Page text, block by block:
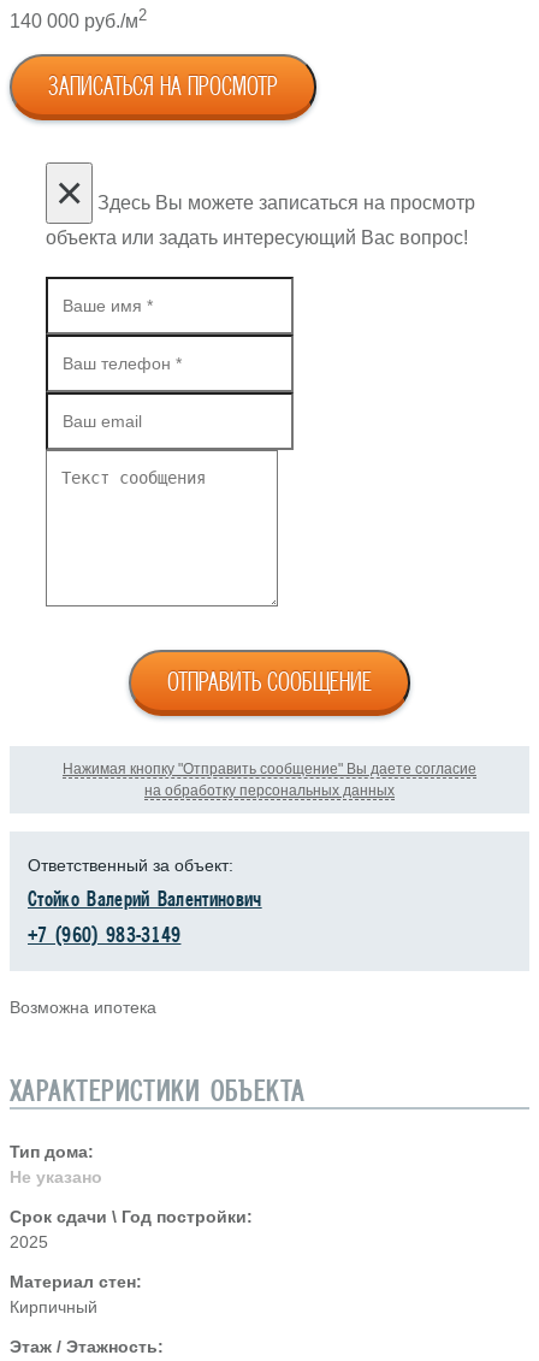
140 000 руб./м2
ЗАПИСАТЬСЯ НА ПРОСМОТР
×
Здесь Вы можете записаться на просмотр
объекта или задать интересующий Вас вопрос!
ОТПРАВИТЬ СООБЩЕНИЕ
Нажимая кнопку "Отправить сообщение" Вы даете согласие
на обработку персональных данных
Ответственный за объект:
Стойко Валерий Валентинович
+7 (960) 983-3149
Возможна ипотека
ХАРАКТЕРИСТИКИ ОБЪЕКТА
Тип дома:
Не указано
Срок сдачи \ Год постройки:
2025
Материал стен:
Кирпичный
Этаж / Этажность: